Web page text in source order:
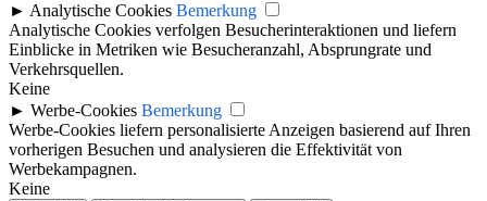
► Analytische Cookies Bemerkung
Analytische Cookies verfolgen Besucherinteraktionen und liefern
Einblicke in Metriken wie Besucheranzahl, Absprungrate und
Verkehrsquellen.
Keine
► Werbe-Cookies Bemerkung
Werbe-Cookies liefern personalisierte Anzeigen basierend auf Ihren
vorherigen Besuchen und analysieren die Effektivität von
Werbekampagnen.
Keine